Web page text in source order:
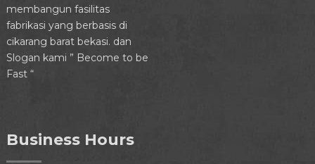
membangun fasilitas
fabrikasi yang berbasis di
cikarang barat bekasi. dan
Slogan kami ” Become to be
Fast “
Business Hours